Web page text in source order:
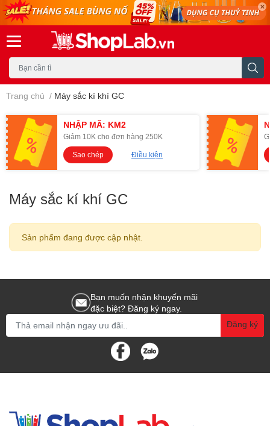
Trang chủ / Máy sắc kí khí GC
NHẬP MÃ: KM2
Giảm 10K cho đơn hàng 250K
Sao chép
Điều kiện
Máy sắc kí khí GC
Sản phẩm đang được cập nhật.
Bạn muốn nhận khuyến mãi
đặc biệt? Đăng ký ngay.
Đăng ký